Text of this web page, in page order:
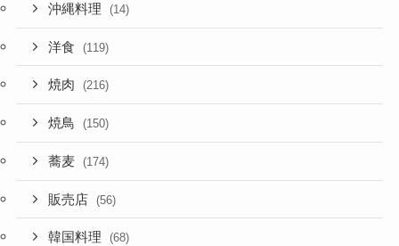
沖縄料理 (14)
洋食 (119)
焼肉 (216)
焼鳥 (150)
蕎麦 (174)
販売店 (56)
韓国料理 (68)